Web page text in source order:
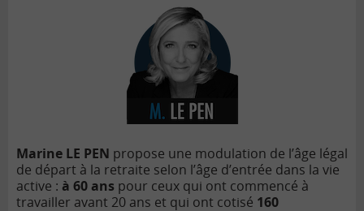
Marine LE PEN propose une modulation de l’âge légal
de départ à la retraite selon l’âge d’entrée dans la vie
active : à 60 ans pour ceux qui ont commencé à
travailler avant 20 ans et qui ont cotisé 160